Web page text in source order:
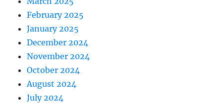
February 2025
January 2025
December 2024
November 2024
October 2024
August 2024
July 2024